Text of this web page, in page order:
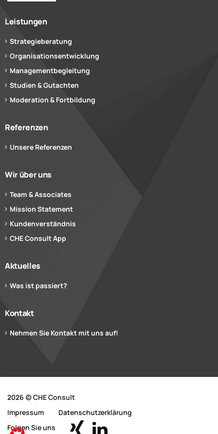
Leistungen
Strategieberatung
Organisationsentwicklung
Managementbegleitung
Studien & Gutachten
Moderation & Fortbildung
Referenzen
Unsere Referenzen
Wir über uns
Team & Associates
Mission Statement
Kundenverständnis
CHE Consult App
Aktuelles
Was ist passiert?
Kontakt
Nehmen Sie Kontakt mit uns auf!
2026 (c) CHE Consult
Impressum
Datenschutzerklärung
Folgen Sie uns